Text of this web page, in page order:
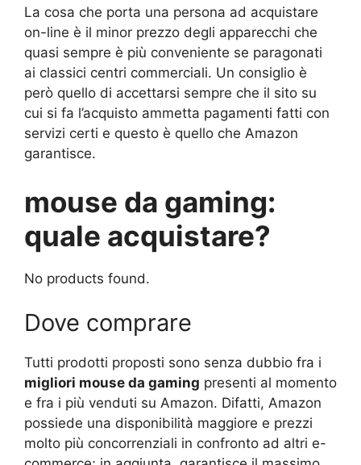
La cosa che porta una persona ad acquistare
on-line è il minor prezzo degli apparecchi che
quasi sempre è più conveniente se paragonati
ai classici centri commerciali. Un consiglio è
però quello di accettarsi sempre che il sito su
cui si fa l’acquisto ammetta pagamenti fatti con
servizi certi e questo è quello che Amazon
garantisce.
mouse da gaming:
quale acquistare?
No products found.
Dove comprare
Tutti prodotti proposti sono senza dubbio fra i
migliori mouse da gaming presenti al momento
e fra i più venduti su Amazon. Difatti, Amazon
possiede una disponibilità maggiore e prezzi
molto più concorrenziali in confronto ad altri e-